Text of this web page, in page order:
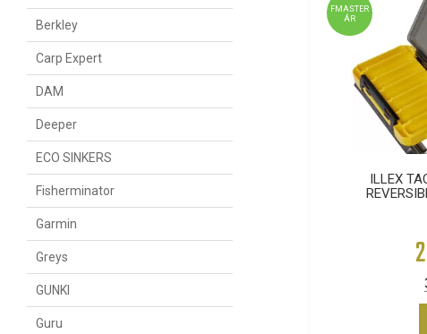
FMASTER
ÁR
ILLEX
Berkley
Carp Expert
DAM
Deeper
ECO SINKERS
Fisherminator
Garmin
Greys
GUNKI
Guru